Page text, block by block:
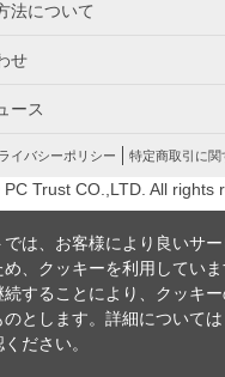
法について
せ
ース
イバシーポリシー 特定商取引に
Trust CO.,LTD. All rights
は、お客様により良いサー
、クッキーを利用していま
することにより、クッキー
とします。詳細については
ださい。